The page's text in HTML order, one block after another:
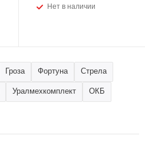
Нет в наличии
Гроза Фортуна Стрела
Уралмехкомплект ОКБ